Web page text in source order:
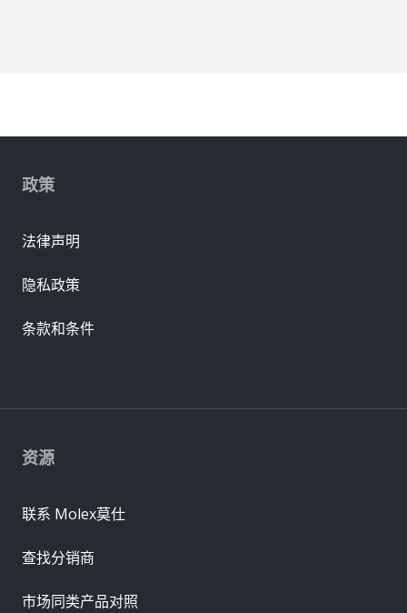
资源
联系 Molex莫仕
查找分销商
市场同类产品对照
政策
法律声明
隐私政策
条款和条件